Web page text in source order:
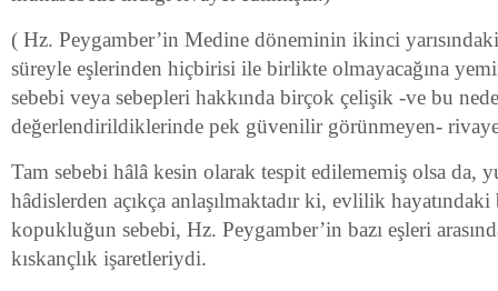
( Hz. Peygamber’in Medine döneminin ikinci
süreyle eşlerinden hiçbirisi ile birlikte olmayacağına
sebebi veya sebepleri hakkında birçok çelişik -ve bu
değerlendirildiklerinde pek güvenilir görünmeyen-
Tam sebebi hâlâ kesin olarak tespit edilememiş olsa da,
hâdislerden açıkça anlaşılmaktadır ki, evlilik
kopukluğun sebebi, Hz. Peygamber’in bazı eşleri
kıskançlık işaretleriydi.